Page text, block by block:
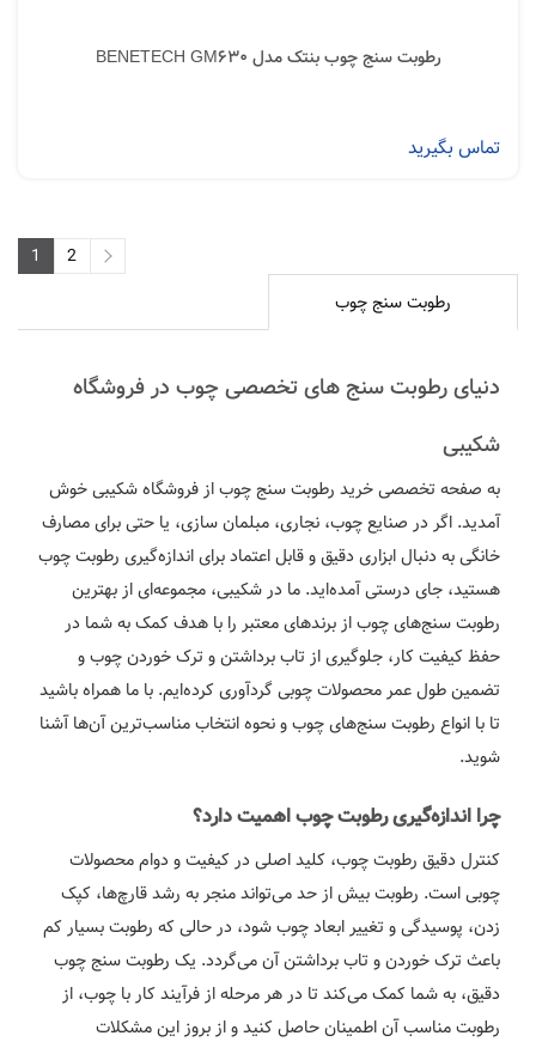
رطوبت سنج چوب بنتک مدل BENETECH GM630
تماس بگیرید
1
2
رطوبت سنج چوب
دنیای رطوبت سنج های تخصصی چوب در فروشگاه
شکیبی
به صفحه تخصصی خرید رطوبت سنج چوب از فروشگاه شکیبی خوش
آمدید. اگر در صنایع چوب، نجاری، مبلمان سازی، یا حتی برای مصارف
خانگی به دنبال ابزاری دقیق و قابل اعتماد برای اندازه‌گیری رطوبت چوب
هستید، جای درستی آمده‌اید. ما در شکیبی، مجموعه‌ای از بهترین
رطوبت سنج‌های چوب از برندهای معتبر را با هدف کمک به شما در
حفظ کیفیت کار، جلوگیری از تاب برداشتن و ترک خوردن چوب و
تضمین طول عمر محصولات چوبی گردآوری کرده‌ایم. با ما همراه باشید
تا با انواع رطوبت سنج‌های چوب و نحوه انتخاب مناسب‌ترین آن‌ها آشنا
شوید.
چرا اندازه‌گیری رطوبت چوب اهمیت دارد؟
کنترل دقیق رطوبت چوب، کلید اصلی در کیفیت و دوام محصولات
چوبی است. رطوبت بیش از حد می‌تواند منجر به رشد قارچ‌ها، کپک
زدن، پوسیدگی و تغییر ابعاد چوب شود، در حالی که رطوبت بسیار کم
باعث ترک خوردن و تاب برداشتن آن می‌گردد. یک رطوبت سنج چوب
دقیق، به شما کمک می‌کند تا در هر مرحله از فرآیند کار با چوب، از
رطوبت مناسب آن اطمینان حاصل کنید و از بروز این مشکلات